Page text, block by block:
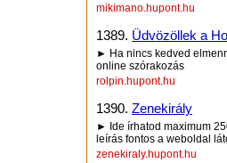
mikimano.hupont.hu
1389. Üdvözöllek a
► Ha nincs kedved
online szórakozás
rolpin.hupont.hu
1390. Zenekirály
► Ide írhatod maximum
leírás fontos a weboldal
zenekiraly.hupont.hu